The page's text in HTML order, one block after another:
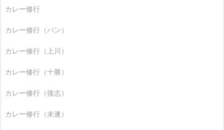
カレー修行
カレー修行（パン）
カレー修行（上川）
カレー修行（十勝）
カレー修行（後志）
カレー修行（未遂）